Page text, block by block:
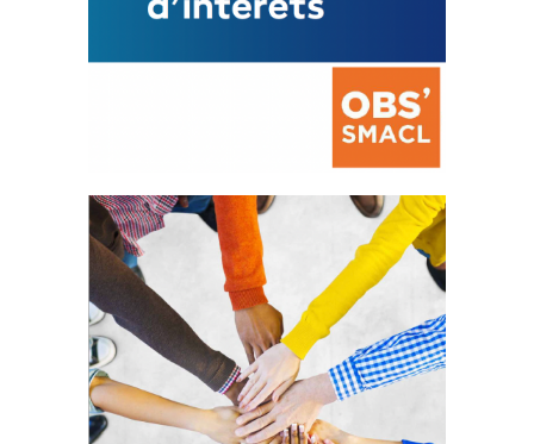
La prévention des conflits
d’intérêts
18 septembre 2023
FEUILLETER